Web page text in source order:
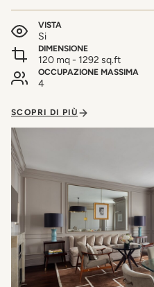
VISTA
Si
DIMENSIONE
120 mq - 1292 sq.ft
OCCUPAZIONE MASSIMA
4
SCOPRI DI PIÙ